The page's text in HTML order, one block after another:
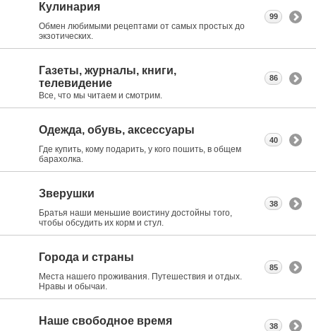
Кулинария
Обмен любимыми рецептами от самых простых до
экзотических.
99
Газеты, журналы, книги,
телевидение
Все, что мы читаем и смотрим.
86
Одежда, обувь, аксессуары
Где купить, кому подарить, у кого пошить, в общем
барахолка.
40
Зверушки
Братья наши меньшие воистину достойны того,
чтобы обсудить их корм и стул.
38
Города и страны
Места нашего проживания. Путешествия и отдых.
Нравы и обычаи.
85
Наше свободное время 38